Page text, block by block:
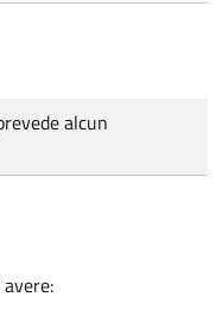
alcun